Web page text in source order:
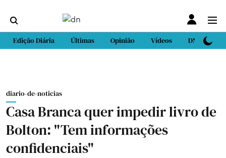
Edição Diária Últimas Opinião Vídeos DN Sport
diario-de-noticias
Casa Branca quer impedir livro de
Bolton: "Tem informações
confidenciais"